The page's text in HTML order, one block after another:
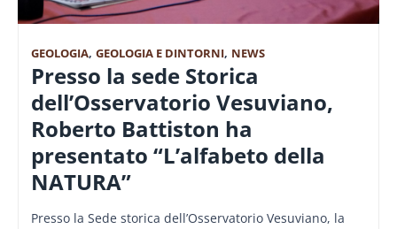
GEOLOGIA, GEOLOGIA E DINTORNI, NEWS
Presso la sede Storica
dell’Osservatorio Vesuviano,
Roberto Battiston ha
presentato “L’alfabeto della
NATURA”
Presso la Sede storica dell’Osservatorio Vesuviano, la